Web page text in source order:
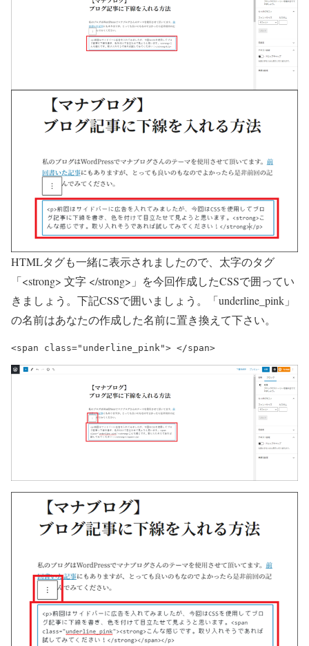
HTMLタグも一緒に表示されましたので、太字のタグ
「<strong> 文字 </strong>」を今回作成したCSSで囲ってい
きましょう。下記CSSで囲いましょう。「underline_pink」
の名前はあなたの作成した名前に置き換えて下さい。
<span class="underline_pink"> </span>